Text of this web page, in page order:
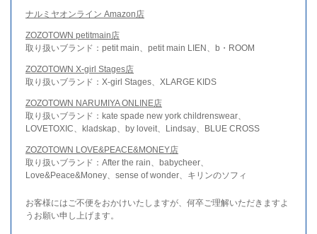
ナルミヤオンライン Amazon店
ZOZOTOWN petitmain店
取り扱いブランド：petit main、petit main LIEN、b・ROOM
ZOZOTOWN X-girl Stages店
取り扱いブランド：X-girl Stages、XLARGE KIDS
ZOZOTOWN NARUMIYA ONLINE店
取り扱いブランド：kate spade new york childrenswear、
LOVETOXIC、kladskap、by loveit、Lindsay、BLUE CROSS
ZOZOTOWN LOVE&PEACE&MONEY店
取り扱いブランド：After the rain、babycheer、
Love&Peace&Money、sense of wonder、キリンのソフィ
お客様にはご不便をおかけいたしますが、何卒ご理解いただきますよ
うお願い申し上げます。